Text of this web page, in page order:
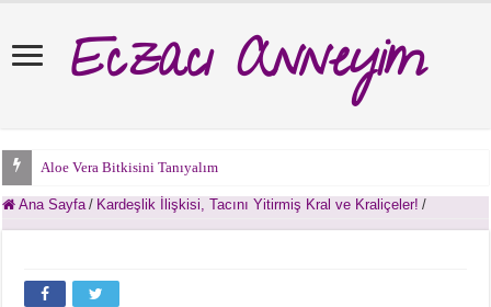
Eczacı Anneyim
Aloe Vera Bitkisini Tanıyalım
Ana Sayfa / Kardeşlik İlişkisi, Tacını Yitirmiş Kral ve Kraliçeler! /